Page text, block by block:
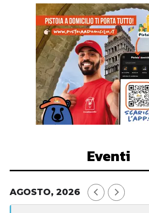
Eventi
AGOSTO, 2026